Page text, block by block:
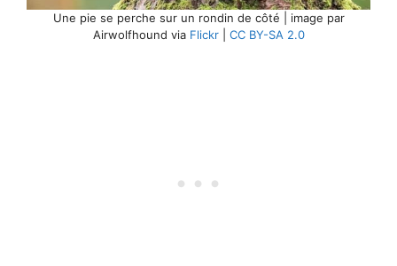
Une pie se perche sur un rondin de côté | image par
Airwolfhound via Flickr| CC BY-SA 2.0